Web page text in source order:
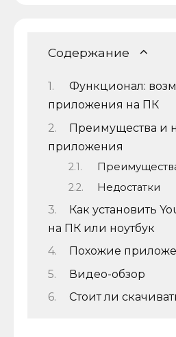
Содержание
Функционал:
приложения на ПК
Преимущества и
приложения
Недостатки
Как установить
на ПК или ноутбук
Похожие
Видео-обзор
Стоит ли